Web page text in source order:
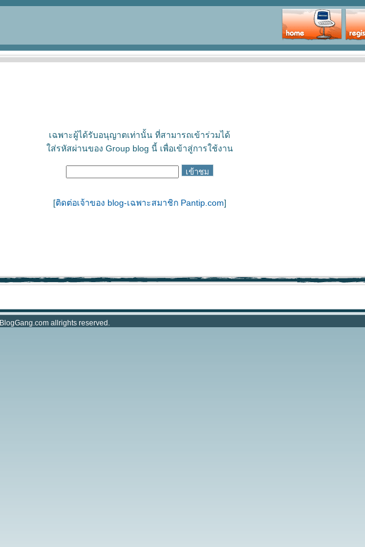
เฉพาะผู้ได้รับอนุญาตเท่านั้น ที่สามารถเข้าร่วมได้
ใส่รหัสผ่านของ Group blog นี้ เพื่อเข้าสู่การใช้งาน
[ติดต่อเจ้าของ blog-เฉพาะสมาชิก Pantip.com]
BlogGang.com allrights reserved.